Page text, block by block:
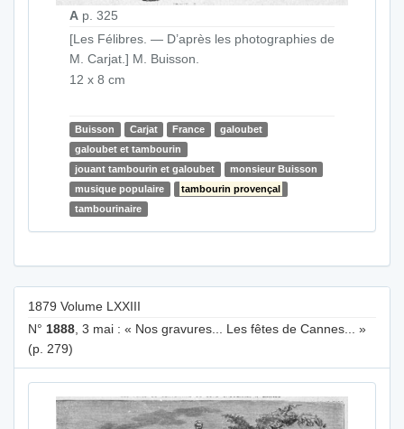
A p. 325
[Les Félibres. — D’après les photographies de
M. Carjat.] M. Buisson.
12 x 8 cm
Buisson Carjat France
galoubet
galoubet et tambourin
jouant tambourin et galoubet
monsieur Buisson
musique populaire
tambourin provençal
tambourinaire
1879 Volume LXXIII
N° 1888, 3 mai : « Nos gravures... Les fêtes de Cannes... »
(p. 279)